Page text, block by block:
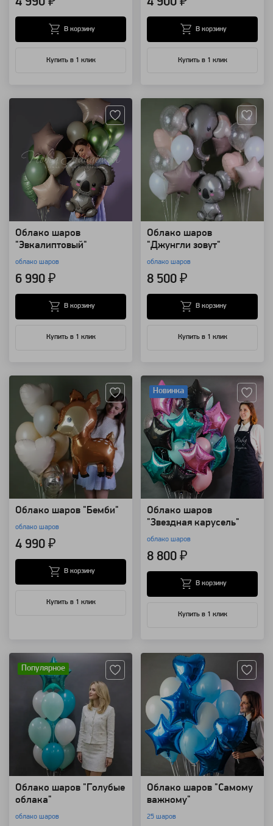
Купить в 1 клик
В корзину
Купить в 1 клик
В корзину
Облако шаров
"Эвкалиптовый"
облако шаров
6 990 ₽
Купить в 1 клик
В корзину
Облако шаров
"Джунгли зовут"
облако шаров
8 500 ₽
Купить в 1 клик
В корзину
Облако шаров "Бемби"
облако шаров
4 990 ₽
Купить в 1 клик
В корзину
Новинка
Облако шаров
"Звездная карусель"
облако шаров
8 800 ₽
Купить в 1 клик
В корзину
Популярное
Облако шаров "Голубые
облака"
облако шаров
Облако шаров "Самому
важному"
25 шаров